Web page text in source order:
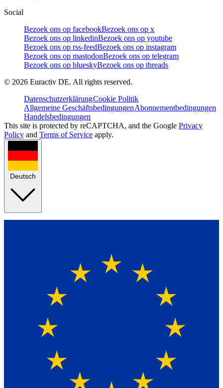
Social
Bezoek ons op facebookBezoek ons op x
Bezoek ons op linkedinBezoek ons op youtube
Bezoek ons op rss-feedBezoek ons op instagram
Bezoek ons op mastodonBezoek ons op telegram
Bezoek ons op blueskyBezoek ons op threads
© 2026 Euractiv DE. All rights reserved.
DatenschutzerklärungCookie Politik
Allgemeine GeschäftsbedingungenAbonnementbedingungen
Handelsbedingungen
This site is protected by reCAPTCHA, and the Google Privacy
Policy and Terms of Service apply.
Deutsch